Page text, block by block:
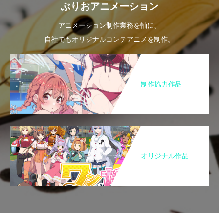
ぶりおアニメーション
アニメーション制作業務を軸に、
自社でもオリジナルコンテアニメを制作。
制作協力作品
オリジナル作品